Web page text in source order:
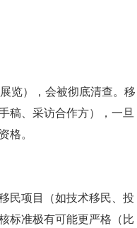
览），会被彻底清查。移
稿、采访合作方），一旦
格。
民项目（如技术移民、投
标准极有可能更严格（比